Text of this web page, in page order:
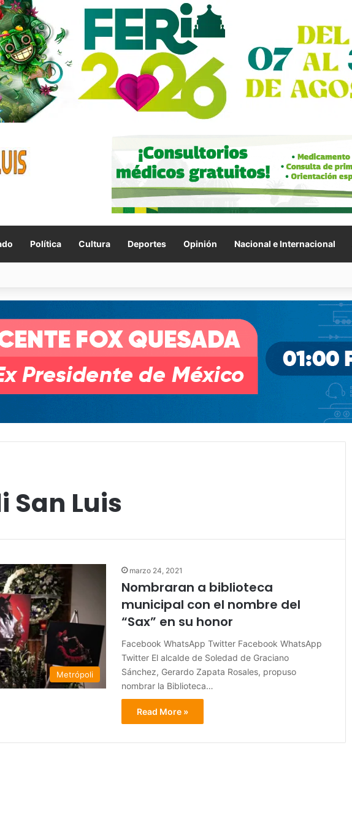
Política Cultura Deportes Opinión Nacional e Internacional
impacto del nuevo desnivel de Circuito Potosí en la movilidad de Villa de Pozos
San Luis
Metrópoli
marzo 24, 2021
Nombraran a biblioteca
municipal con el nombre del
“Sax” en su honor
Facebook WhatsApp Twitter Facebook WhatsApp
Twitter El alcalde de Soledad de Graciano
Sánchez, Gerardo Zapata Rosales, propuso
nombrar la Biblioteca…
Read More »